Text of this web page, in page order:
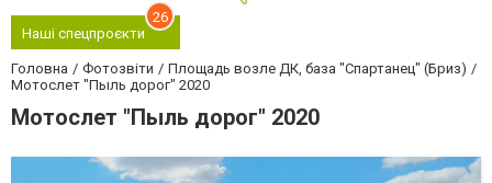
Наші спецпроєкти
26
Головна Фотозвіти
Площадь возле ДК, база "Спартанец" (Бриз)
Мотослет "Пыль дорог" 2020
Мотослет "Пыль дорог" 2020